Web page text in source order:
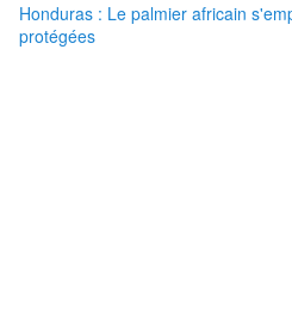
Honduras : Le palmier africain
protégées